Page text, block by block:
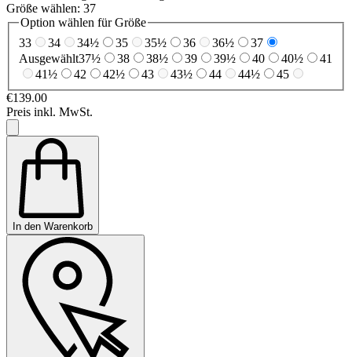
Größe wählen: 37
Option wählen für Größe
33
34 34½ 35 35½ 36 36½
37
Ausgewählt37½ 38 38½ 39 39½ 40 40½
41
41½
42 42½ 43 43½ 44 44½
45
€139.00
Preis inkl. MwSt.
In den Warenkorb